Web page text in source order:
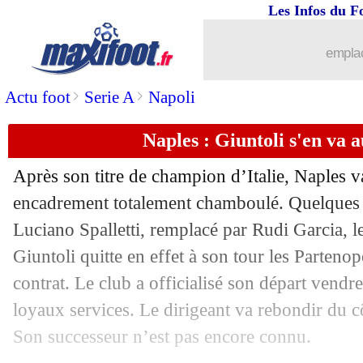
Actu foot> Serie A> Napoli
Les Infos du
Naples : Giuntoli s'en va
Après son titre de champion d’Italie, Naples
encadrement totalement chamboulé.
Luciano Spalletti, remplacé par Rudi Garcia,
Giuntoli quitte en effet à son tour les
contrat. Le club a officialisé son départ
loyaux services. Le dirigeant va rebondir du
Son successeur n’est pas encore connu.
Hellas : Baroni nommé coach
01/07 Lille: Weah vendu à la Juventus
: les premiers mots de Marcus
01/07 Naples: Zola a confiance en Garcia
01/07 Man Utd: Onana, l'Inter attend une
01/07 Rennes : un gardien libéré (officiel)
01/07 Chelsea: un talent de Benfica enrôlé
01/07 Demirspor: Kluivert nommé